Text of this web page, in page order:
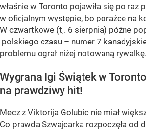
właśnie w Toronto pojawiła się po raz
w oficjalnym występie, bo porażce na
W czwartkowe (tj. 6 sierpnia) późne
polskiego czasu – numer 7
problemu ograł niżej notowaną rywalkę.
Wygrana Igi Świątek w
na prawdziwy hit!
Mecz z Viktorija Golubic nie miał
Co prawda Szwajcarka rozpoczęła od